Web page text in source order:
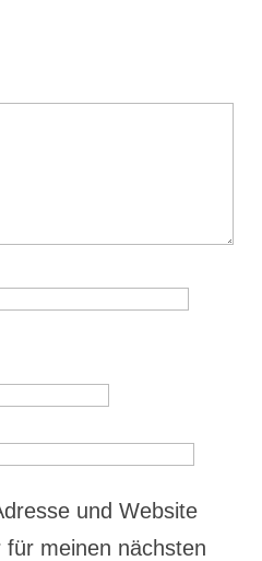
und Website
meinen nächsten